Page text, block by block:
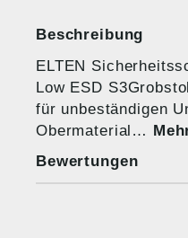
Beschreibung
ELTEN
Low ESD
für unbeständigen
Obermaterial…
Bewertungen